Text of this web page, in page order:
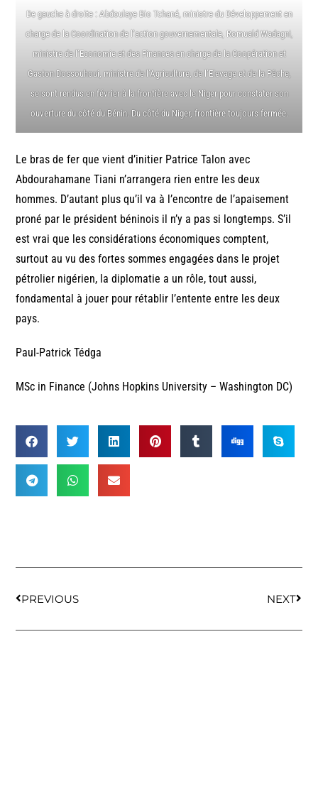
De gauche à droite : Abdoulaye Bio Tchané, ministre du Développement en
charge de la Coordination de l’action gouvernementale, Romuald Wadagni,
ministre de l’Economie et des Finances en charge de la Coopération et
Gaston Dossouhoui, ministre de l’Agriculture, de l’Elevage et de la Pêche,
se sont rendus en février à la frontière avec le Niger pour constater son
ouverture du côté du Bénin. Du côté du Niger, frontière toujours fermée.
Le bras de fer que vient d’initier Patrice Talon avec
Abdourahamane Tiani n’arrangera rien entre les deux
hommes. D’autant plus qu’il va à l’encontre de l’apaisement
proné par le président béninois il n’y a pas si longtemps. S’il
est vrai que les considérations économiques comptent,
surtout au vu des fortes sommes engagées dans le projet
pétrolier nigérien, la diplomatie a un rôle, tout aussi,
fondamental à jouer pour rétablir l’entente entre les deux
pays.
Paul-Patrick Tédga
MSc in Finance (Johns Hopkins University – Washington DC)
PREVIOUS NEXT